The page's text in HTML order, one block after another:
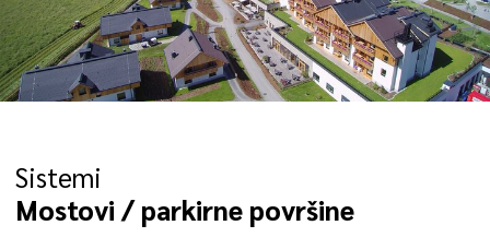
Sistemi
Mostovi / parkirne površine